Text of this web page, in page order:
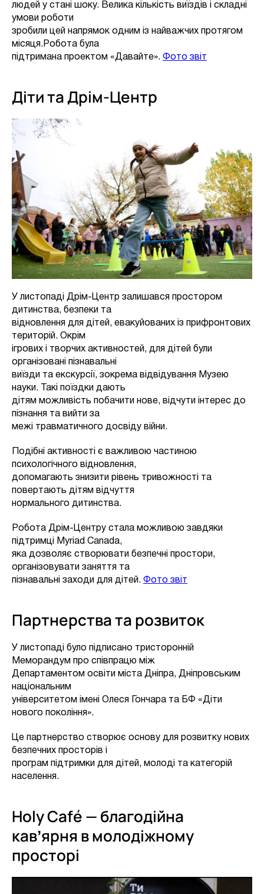
людей у стані шоку. Велика кількість виїздів і складні
умови роботи
зробили цей напрямок одним із найважчих протягом
місяця.Робота була
підтримана проектом «Давайте». Фото звіт
Діти та Дрім-Центр
У листопаді Дрім-Центр залишався простором
дитинства, безпеки та
відновлення для дітей, евакуйованих із прифронтових
територій. Окрім
ігрових і творчих активностей, для дітей були
організовані пізнавальні
виїзди та екскурсії, зокрема відвідування Музею
науки. Такі поїздки дають
дітям можливість побачити нове, відчути інтерес до
пізнання та вийти за
межі травматичного досвіду війни.
Подібні активності є важливою частиною
психологічного відновлення,
допомагають знизити рівень тривожності та
повертають дітям відчуття
нормального дитинства.
Робота Дрім-Центру стала можливою завдяки
підтримці Myriad Canada,
яка дозволяє створювати безпечні простори,
організовувати заняття та
пізнавальні заходи для дітей. Фото звіт
Партнерства та розвиток
У листопаді було підписано тристоронній
Меморандум про співпрацю між
Департаментом освіти міста Дніпра, Дніпровським
національним
університетом імені Олеся Гончара та БФ «Діти
нового покоління».
Це партнерство створює основу для розвитку нових
безпечних просторів і
програм підтримки для дітей, молоді та категорій
населення.
Holy Café — благодійна
кавʼярня в молодіжному
просторі